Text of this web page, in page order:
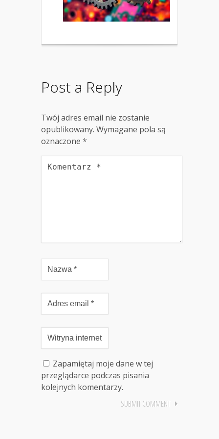
Post a Reply
Twój adres email nie zostanie
opublikowany. Wymagane pola są
oznaczone *
Zapamiętaj moje dane w tej
przeglądarce podczas pisania
kolejnych komentarzy.